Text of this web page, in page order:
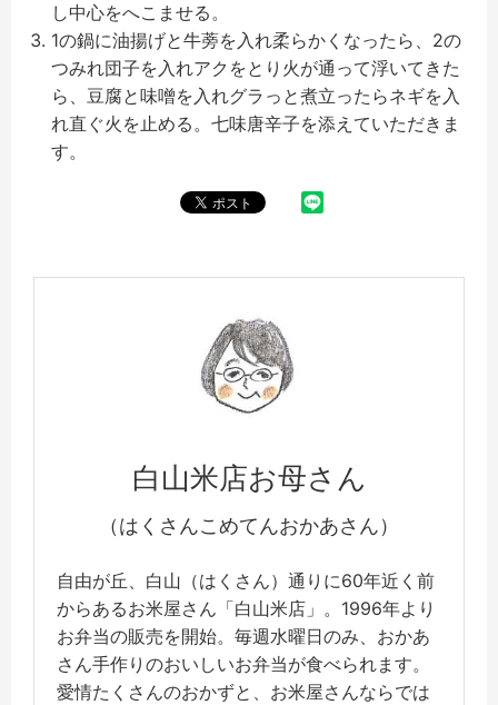
し中心をへこませる。
1の鍋に油揚げと牛蒡を入れ柔らかくなったら、2の
つみれ団子を入れアクをとり火が通って浮いてきた
ら、豆腐と味噌を入れグラっと煮立ったらネギを入
れ直ぐ火を止める。七味唐辛子を添えていただきま
す。
白山米店お母さん
（はくさんこめてんおかあさん）
自由が丘、白山（はくさん）通りに60年近く前
からあるお米屋さん「白山米店」。1996年より
お弁当の販売を開始。毎週水曜日のみ、おかあ
さん手作りのおいしいお弁当が食べられます。
愛情たくさんのおかずと、お米屋さんならでは